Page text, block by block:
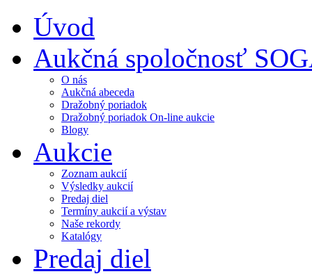
Úvod
Aukčná spoločnosť
O nás
Aukčná abeceda
Dražobný poriadok
Dražobný poriadok On-line aukcie
Blogy
Aukcie
Zoznam aukcií
Výsledky aukcií
Predaj diel
Termíny aukcií a výstav
Naše rekordy
Katalógy
Predaj diel